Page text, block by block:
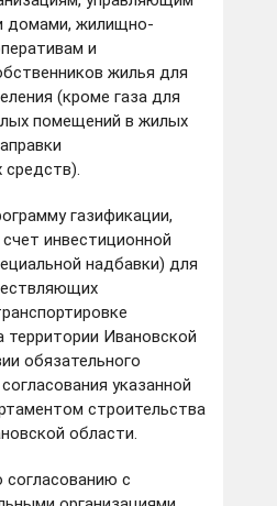
домами, жилищно-
и
жилья для
(кроме газа для
помещений в жилых
средств).
газификации,
инвестиционной
надбавки) для
территории Ивановской
обязательного
указанной
строительства
области.
согласованию с